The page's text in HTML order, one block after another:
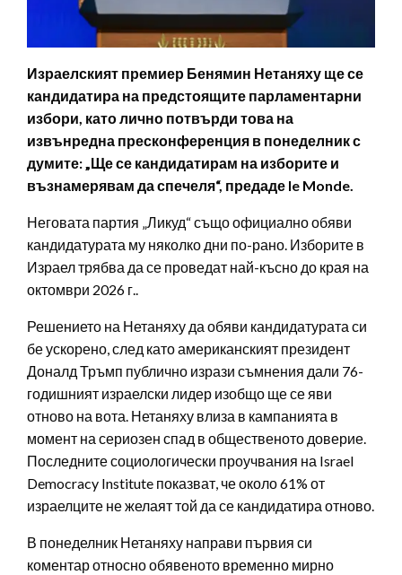
Израелският премиер Бенямин Нетаняху ще се
кандидатира на предстоящите парламентарни
избори, като лично потвърди това на
извънредна пресконференция в понеделник с
думите: „Ще се кандидатирам на изборите и
възнамерявам да спечеля“, предаде le Monde.
Неговата партия „Ликуд“ също официално обяви
кандидатурата му няколко дни по-рано. Изборите в
Израел трябва да се проведат най-късно до края на
октомври 2026 г..
Решението на Нетаняху да обяви кандидатурата си
бе ускорено, след като американският президент
Доналд Тръмп публично изрази съмнения дали 76-
годишният израелски лидер изобщо ще се яви
отново на вота. Нетаняху влиза в кампанията в
момент на сериозен спад в общественото доверие.
Последните социологически проучвания на Israel
Democracy Institute показват, че около 61% от
израелците не желаят той да се кандидатира отново.
В понеделник Нетаняху направи първия си
коментар относно обявеното временно мирно